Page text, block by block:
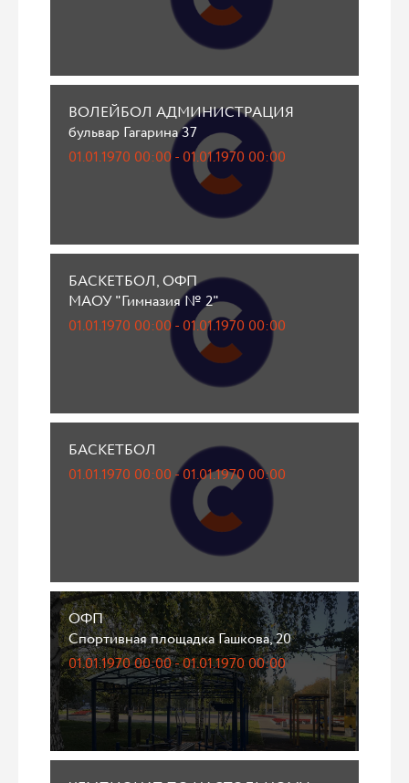
ВОЛЕЙБОЛ АДМИНИСТРАЦИЯ
бульвар Гагарина 37
01.01.1970 00:00 - 01.01.1970 00:00
БАСКЕТБОЛ, ОФП
МАОУ "Гимназия № 2"
01.01.1970 00:00 - 01.01.1970 00:00
БАСКЕТБОЛ
01.01.1970 00:00 - 01.01.1970 00:00
ОФП
Спортивная площадка Гашкова, 20
01.01.1970 00:00 - 01.01.1970 00:00